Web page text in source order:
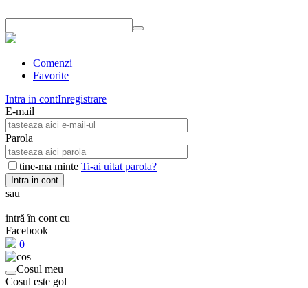
Comenzi
Favorite
Intra in contInregistrare
E-mail
Parola
tine-ma minte Ti-ai uitat parola?
Intra in cont
sau
intră în cont cu
Facebook
0
Cosul meu
Cosul este gol